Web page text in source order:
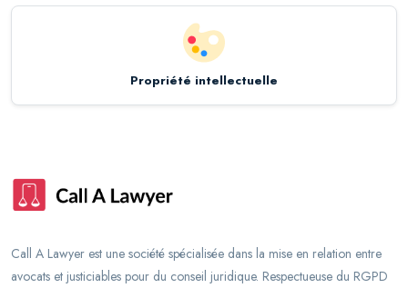
Propriété intellectuelle
Call A Lawyer est une société spécialisée dans la mise en relation entre
avocats et justiciables pour du conseil juridique. Respectueuse du RGPD